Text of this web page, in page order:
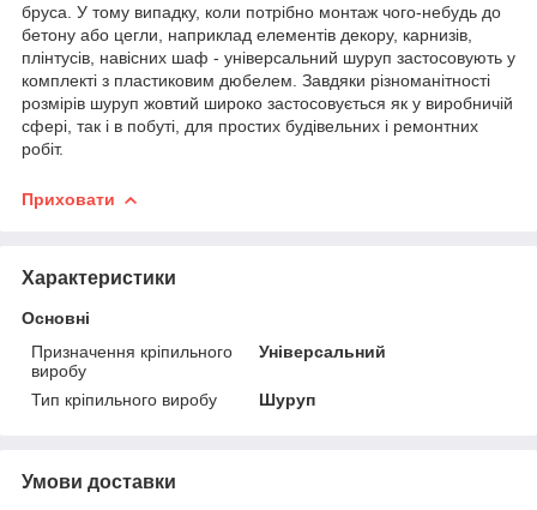
бруса. У тому випадку, коли потрібно монтаж чого-небудь до
бетону або цегли, наприклад елементів декору, карнизів,
плінтусів, навісних шаф - універсальний шуруп застосовують у
комплекті з пластиковим дюбелем. Завдяки різноманітності
розмірів шуруп жовтий широко застосовується як у виробничій
сфері, так і в побуті, для простих будівельних і ремонтних
робіт.
Приховати
Характеристики
Основні
Призначення кріпильного
виробу
Універсальний
Тип кріпильного виробу Шуруп
Умови доставки